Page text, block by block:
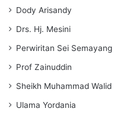
Dody Arisandy
Drs. Hj. Mesini
Perwiritan Sei Semayang
Prof Zainuddin
Sheikh Muhammad Walid
Ulama Yordania